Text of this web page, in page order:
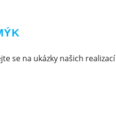
se na ukázky našich realizací